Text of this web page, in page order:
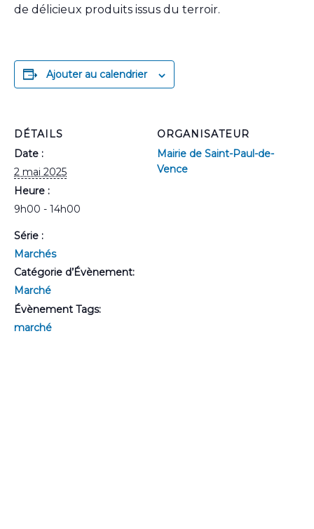
de délicieux produits issus du terroir.
Ajouter au calendrier
DÉTAILS
Date :
2 mai 2025
Heure :
9h00 - 14h00
Série :
Marchés
Catégorie d’Évènement:
Marché
Évènement Tags:
marché
ORGANISATEUR
Mairie de Saint-Paul-de-
Vence